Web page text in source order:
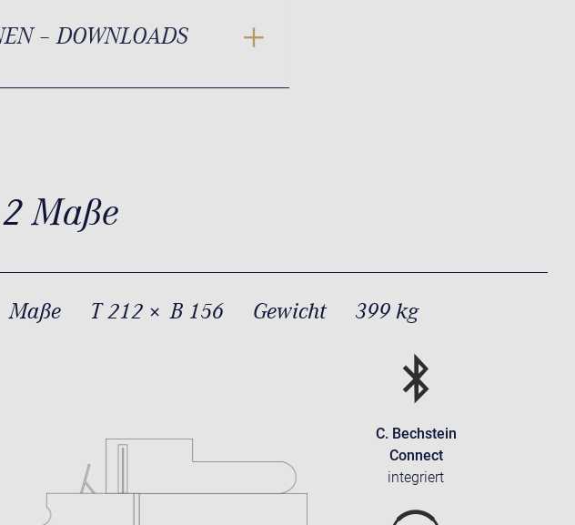
– DOWNLOADS
Maße
Maße T 212 × B 156 Gewicht 399 kg
C. Bechstein
Connect
integriert